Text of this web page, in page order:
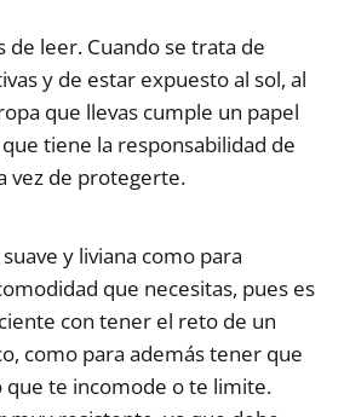
de leer. Cuando se trata de
y de estar expuesto al sol, al
que llevas cumple un papel
tiene la responsabilidad de
vez de protegerte.
y liviana como para
que necesitas, pues es
con tener el reto de un
como para además tener que
que te incomode o te limite.